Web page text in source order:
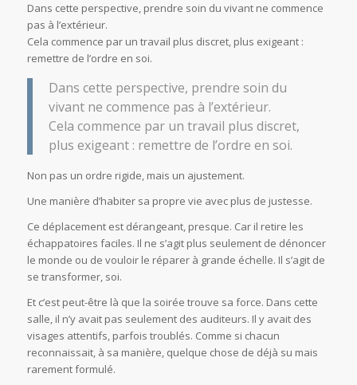
Dans cette perspective, prendre soin du vivant ne commence
pas à l’extérieur.
Cela commence par un travail plus discret, plus exigeant :
remettre de l’ordre en soi.
Dans cette perspective, prendre soin du
vivant ne commence pas à l’extérieur.
Cela commence par un travail plus discret,
plus exigeant : remettre de l’ordre en soi.
Non pas un ordre rigide, mais un ajustement.
Une manière d’habiter sa propre vie avec plus de justesse.
Ce déplacement est dérangeant, presque. Car il retire les
échappatoires faciles. Il ne s’agit plus seulement de dénoncer
le monde ou de vouloir le réparer à grande échelle. Il s’agit de
se transformer, soi.
Et c’est peut-être là que la soirée trouve sa force. Dans cette
salle, il n’y avait pas seulement des auditeurs. Il y avait des
visages attentifs, parfois troublés. Comme si chacun
reconnaissait, à sa manière, quelque chose de déjà su mais
rarement formulé.